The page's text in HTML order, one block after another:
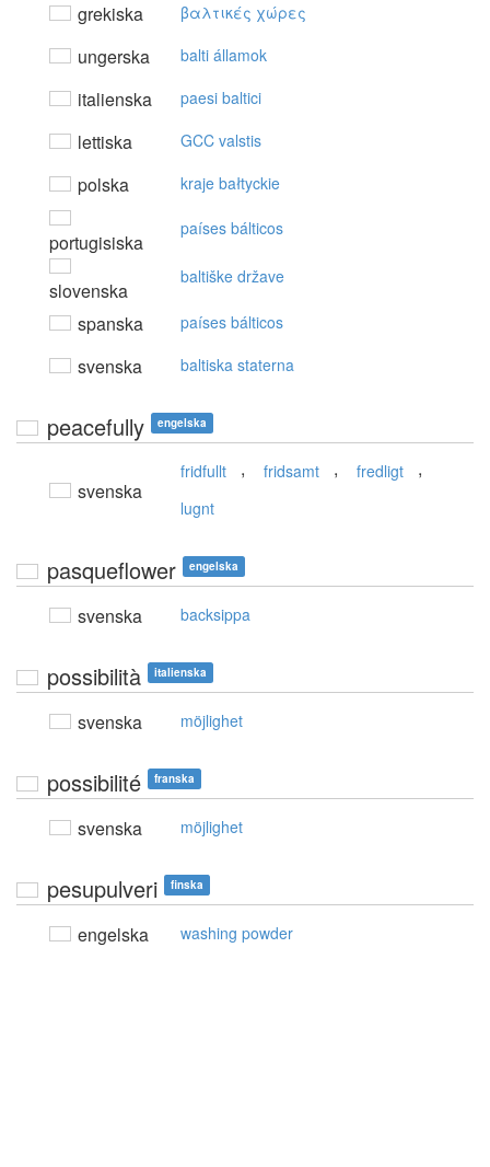
grekiska βαλτικές χώρες
ungerska balti államok
italienska paesi baltici
lettiska GCC valstis
polska kraje bałtyckie
portugisiska
países bálticos
slovenska
baltiške države
spanska países bálticos
svenska baltiska staterna
peacefully engelska
svenska
fridfullt , fridsamt , fredligt ,
lugnt
pasqueflower engelska
svenska backsippa
possibilità italienska
svenska möjlighet
possibilité franska
svenska möjlighet
pesupulveri finska
engelska washing powder